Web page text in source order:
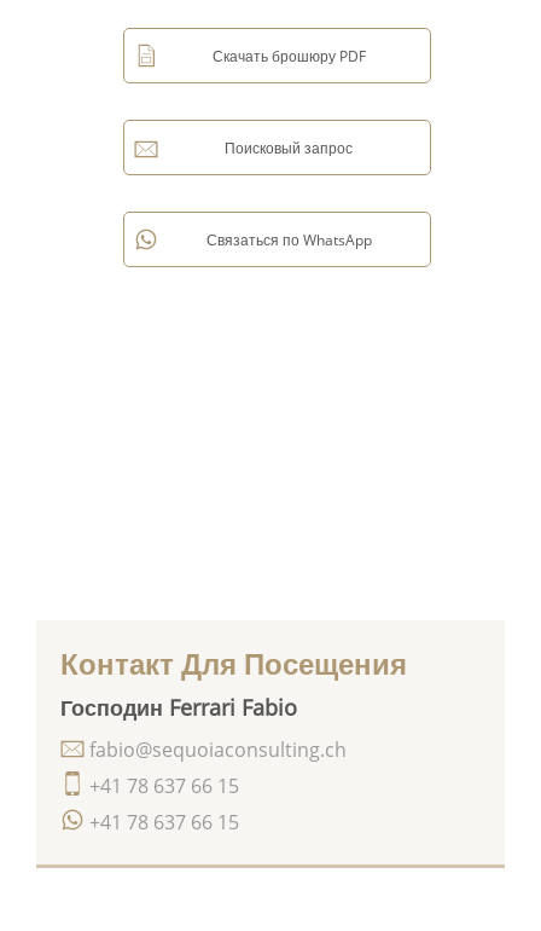
Контакт Для Посещения
Господин Ferrari Fabio
+41 78 637 66 15
+41 78 637 66 15
fabio@sequoiaconsulting.ch
Скачать брошюру PDF
Поисковый запрос
Связаться по WhatsApp